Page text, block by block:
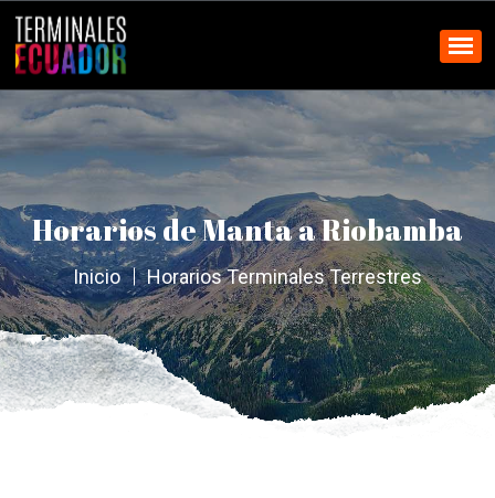
Horarios de Manta a Riobamba
Inicio Horarios Terminales Terrestres